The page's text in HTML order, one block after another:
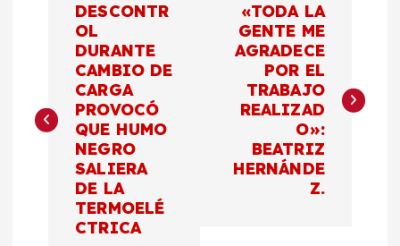
e
DESCONTR
OL
DURANTE
CAMBIO DE
CARGA
PROVOCÓ
QUE HUMO
NEGRO
SALIERA
DE LA
TERMOELÉ
CTRICA
«TODA LA
GENTE ME
AGRADECE
POR EL
TRABAJO
REALIZAD
O»:
BEATRIZ
HERNÁNDE
Z.